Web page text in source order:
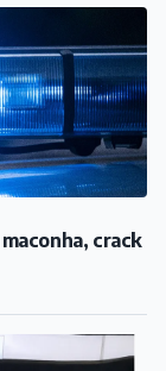
crack